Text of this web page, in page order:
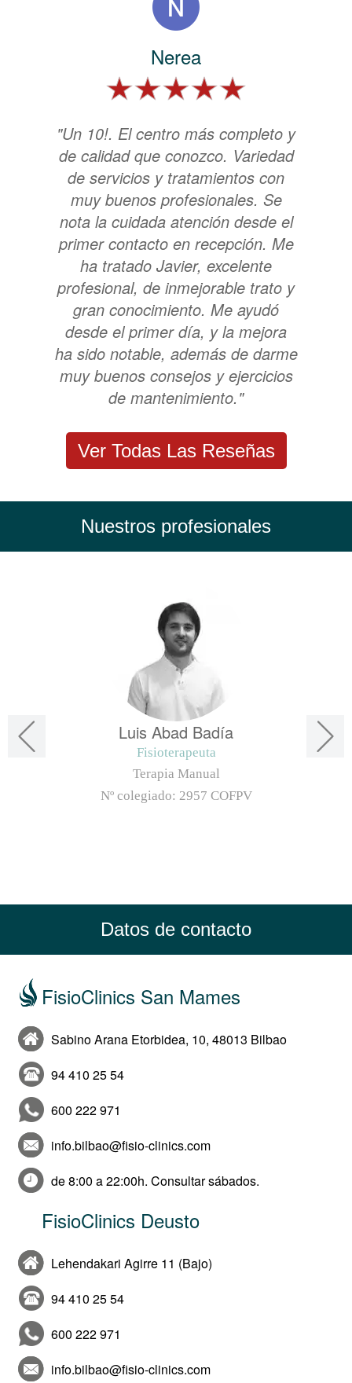
Nerea
"Un 10!. El centro más completo y
de calidad que conozco. Variedad
de servicios y tratamientos con
muy buenos profesionales. Se
nota la cuidada atención desde el
primer contacto en recepción. Me
ha tratado Javier, excelente
profesional, de inmejorable trato y
gran conocimiento. Me ayudó
desde el primer día, y la mejora
ha sido notable, además de darme
muy buenos consejos y ejercicios
de mantenimiento."
Ver Todas Las Reseñas
Nuestros profesionales
Luis Abad Badía
Fisioterapeuta
Terapia Manual
Nº colegiado: 2957 COFPV
Datos de contacto
FisioClinics San Mames
Sabino Arana Etorbidea, 10, 48013 Bilbao
94 410 25 54
600 222 971
info.bilbao@fisio-clinics.com
de 8:00 a 22:00h. Consultar sábados.
FisioClinics Deusto
Lehendakari Agirre 11 (Bajo)
94 410 25 54
600 222 971
info.bilbao@fisio-clinics.com